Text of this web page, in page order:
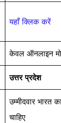
यहाँ क्लिक करें
केवल ऑनलाइन
उत्तर प्रदेश
उम्मीदवार भारत
चाहिए